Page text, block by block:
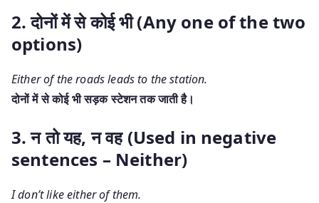
2. दोनों में से कोई भी (Any one of the two
options)
Either of the roads leads to the station.
दोनों में से कोई भी सड़क स्टेशन तक जाती है।
3. न तो यह, न वह (Used in negative
sentences – Neither)
I don’t like either of them.